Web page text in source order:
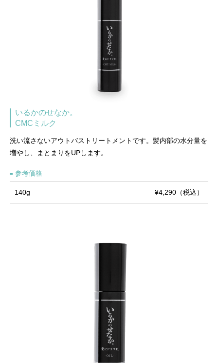
いるかのせなか。
CMCミルク
洗い流さないアウトバストリートメントです。髪内部の水分量を
増やし、まとまりをUPします。
参考価格
140g ¥4,290（税込）